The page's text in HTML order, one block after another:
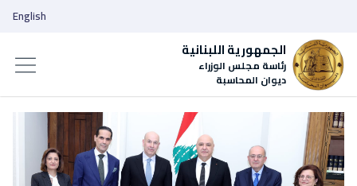
الجمهورية اللبنانية
رئاسة مجلس الوزراء
ديوان المحاسبة
English